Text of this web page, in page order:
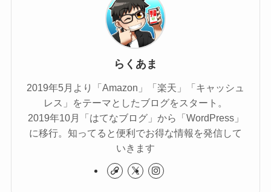
らくあま
2019年5月より「Amazon」「楽天」「キャッシュ
レス」をテーマとしたブログをスタート。
2019年10月「はてなブログ」から「WordPress」
に移行。知ってると便利でお得な情報を発信して
いきます